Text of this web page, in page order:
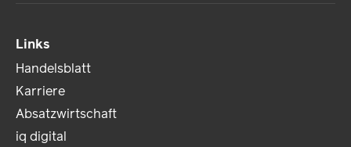
Links
Handelsblatt
Karriere
Absatzwirtschaft
iq digital